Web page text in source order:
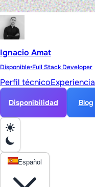
Ignacio Amat
Disponible•Full Stack Developer
Perfil técnicoExperiencia
Disponibilidad Blog
Español